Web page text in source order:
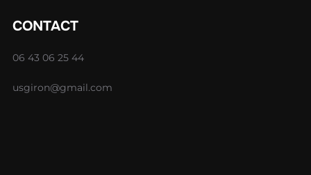
CONTACT
06 43 06 25 44
usgiron@gmail.com